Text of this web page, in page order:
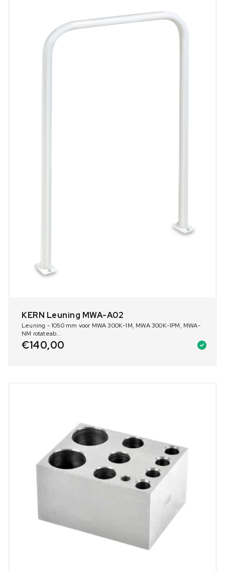
KERN Leuning MWA-A02
Leuning - 1050 mm voor MWA 300K-1M, MWA 300K-1PM, MWA-
NM rotateab...
€140,00